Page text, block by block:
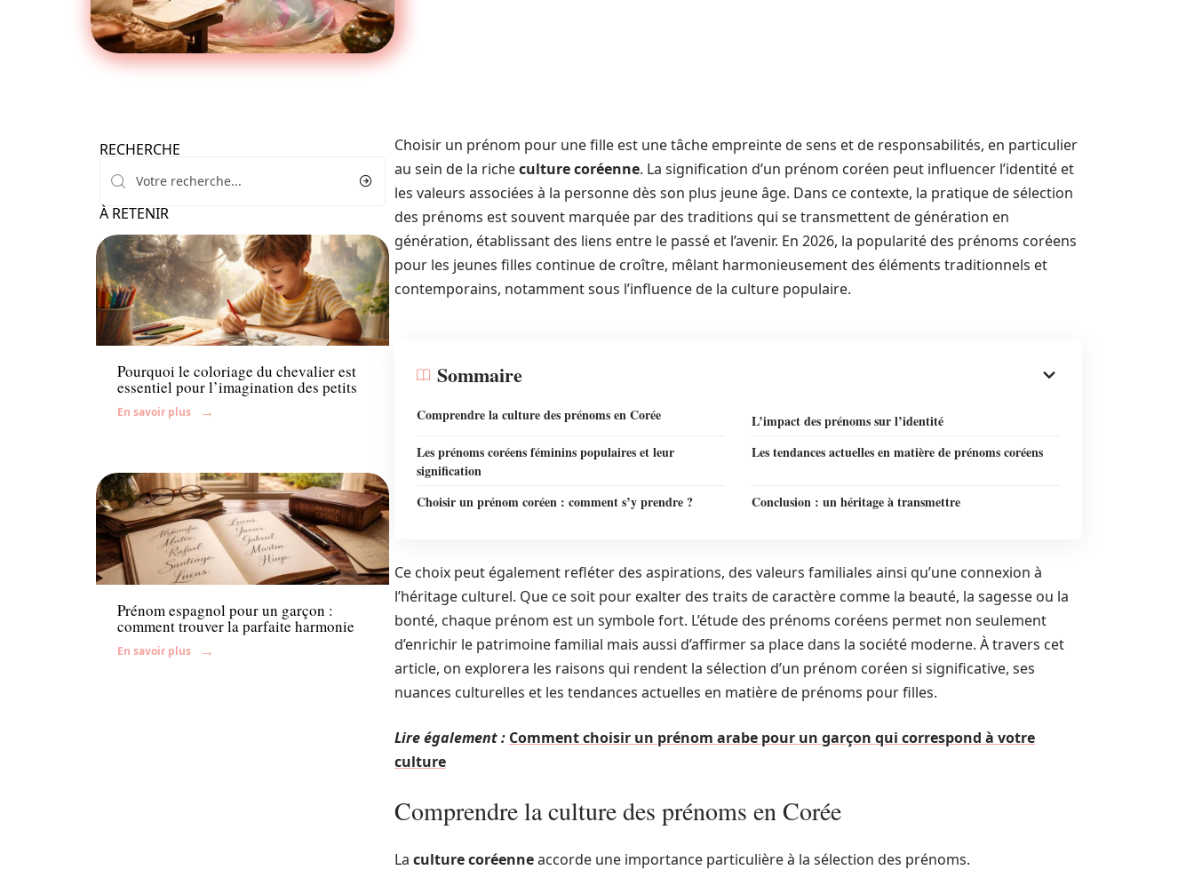
RECHERCHE
À RETENIR
Famille
Pourquoi le coloriage du chevalier est
essentiel pour l’imagination des petits
En savoir plus
Enfant
Prénom espagnol pour un garçon :
comment trouver la parfaite harmonie
En savoir plus
Choisir un prénom pour une fille est une tâche empreinte de sens et de responsabilités, en particulier
au sein de la richeculture coréenne. La signification d’un prénom coréen peut influencer l’identité et
les valeurs associées à la personne dès son plus jeune âge. Dans ce contexte, la pratique de sélection
des prénoms est souvent marquée par des traditions qui se transmettent de génération en
génération, établissant des liens entre le passé et l’avenir. En 2026, la popularité des prénoms coréens
pour les jeunes filles continue de croître, mêlant harmonieusement des éléments traditionnels et
contemporains, notamment sous l’influence de la culture populaire.
Sommaire
Comprendre la culture des prénoms en Corée
L’impact des prénoms sur l’identité
Les prénoms coréens féminins populaires et leur
signification
Les tendances actuelles en matière de prénoms coréens
Choisir un prénom coréen : comment s’y prendre ? Conclusion : un héritage à transmettre
Ce choix peut également refléter des aspirations, des valeurs familiales ainsi qu’une connexion à
l’héritage culturel. Que ce soit pour exalter des traits de caractère comme la beauté, la sagesse ou la
bonté, chaque prénom est un symbole fort. L’étude des prénoms coréens permet non seulement
d’enrichir le patrimoine familial mais aussi d’affirmer sa place dans la société moderne. À travers cet
article, on explorera les raisons qui rendent la sélection d’un prénom coréen si significative, ses
nuances culturelles et les tendances actuelles en matière de prénoms pour filles.
Lire également : Comment choisir un prénom arabe pour un garçon qui correspond à votre
culture
Comprendre la culture des prénoms en Corée
La culture coréenneaccorde une importance particulière à la sélection des prénoms.